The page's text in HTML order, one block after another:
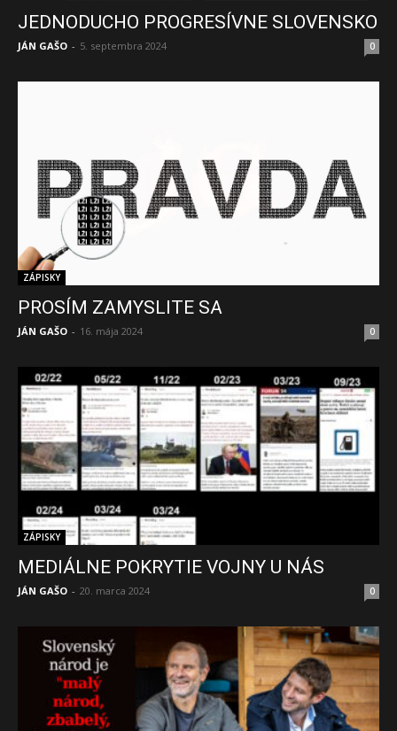
JEDNODUCHO PROGRESÍVNE SLOVENSKO
JÁN GAŠO - 5. septembra 2024 0
ZÁPISKY
PROSÍM ZAMYSLITE SA
JÁN GAŠO - 16. mája 2024 0
ZÁPISKY
MEDIÁLNE POKRYTIE VOJNY U NÁS
JÁN GAŠO - 20. marca 2024 0